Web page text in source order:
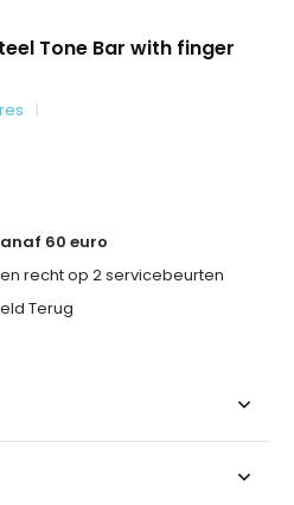
Tone Bar with finger
60 euro
en recht op 2 servicebeurten
Terug